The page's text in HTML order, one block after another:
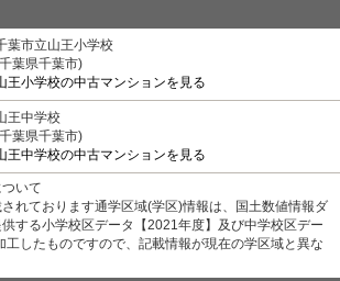
葉市立山王小学校
葉県千葉市)
王小学校の中古マンションを見る
王中学校
葉県千葉市)
王中学校の中古マンションを見る
いて
れております通学区域(学区)情報は、国土数値情報ダ
する小学校区データ【2021年度】及び中学校区デー
工したものですので、記載情報が現在の学区域と異な